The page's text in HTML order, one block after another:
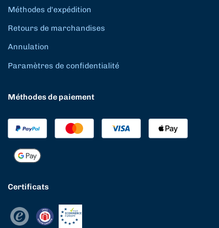
Méthodes d'expédition
Retours de marchandises
Annulation
Paramètres de confidentialité
Méthodes de paiement
Certificats